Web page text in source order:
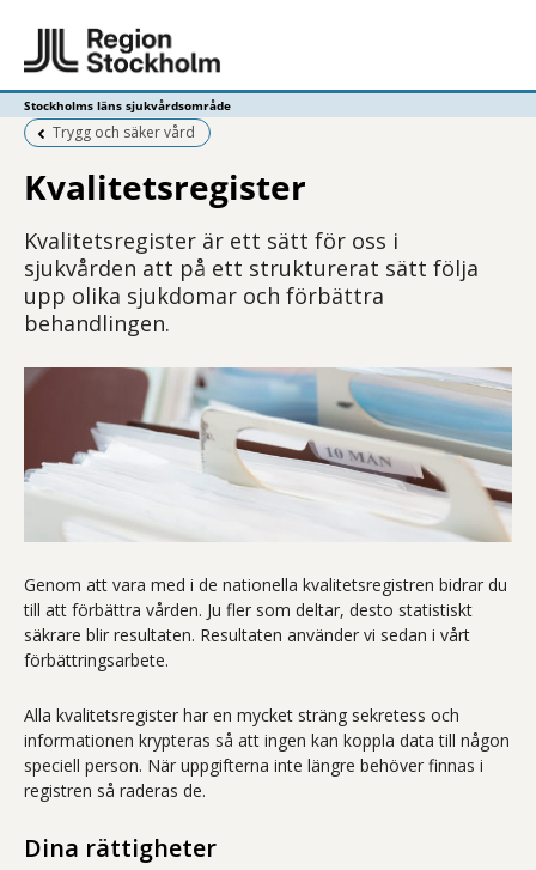
Stockholms läns sjukvårdsområde
Föregående sida:
Trygg och säker vård
Kvalitetsregister
Kvalitetsregister är ett sätt för oss i
sjukvården att på ett strukturerat sätt följa
upp olika sjukdomar och förbättra
behandlingen.
Genom att vara med i de nationella kvalitetsregistren bidrar du
till att förbättra vården. Ju fler som deltar, desto statistiskt
säkrare blir resultaten. Resultaten använder vi sedan i vårt
förbättringsarbete.
Alla kvalitetsregister har en mycket sträng sekretess och
informationen krypteras så att ingen kan koppla data till någon
speciell person. När uppgifterna inte längre behöver finnas i
registren så raderas de.
Dina rättigheter